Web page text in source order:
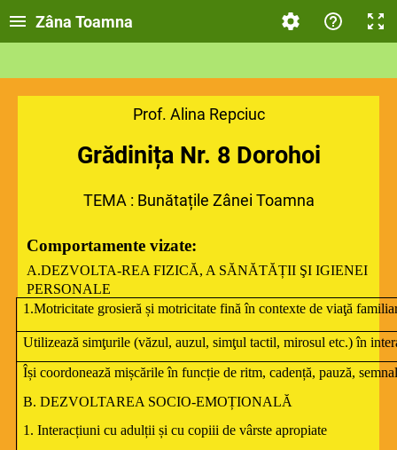
Zâna Toamna
Prof. Alina Repciuc
Grădinița Nr. 8 Dorohoi
TEMA : Bunătațile Zânei Toamna
Comportamente vizate:
A.DEZVOLTA-REA FIZICĂ, A SĂNĂTĂȚII ŞI IGIENEI
PERSONALE
1.Motricitate grosieră și motricitate fină în contexte de viaţă
Utilizează simţurile (văzul, auzul, simţul tactil, mirosul etc.) în
Își coordonează mișcările în funcție de ritm, cadență, pauză,
B. DEZVOLTAREA SOCIO-EMOȚIONALĂ
1. Interacțiuni cu adulții și cu copiii de vârste apropiate